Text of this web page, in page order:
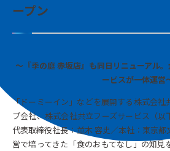
ープン
～『季の庭 赤坂店』も同日リニューアル
ービスが一体運営
「ドーミーイン」などを展開する株式会社
プ会社、株式会社共立フーズサービス（
代表取締役社長：並木 容史／本社：東京
営で培ってきた「食のおもてなし」の知見